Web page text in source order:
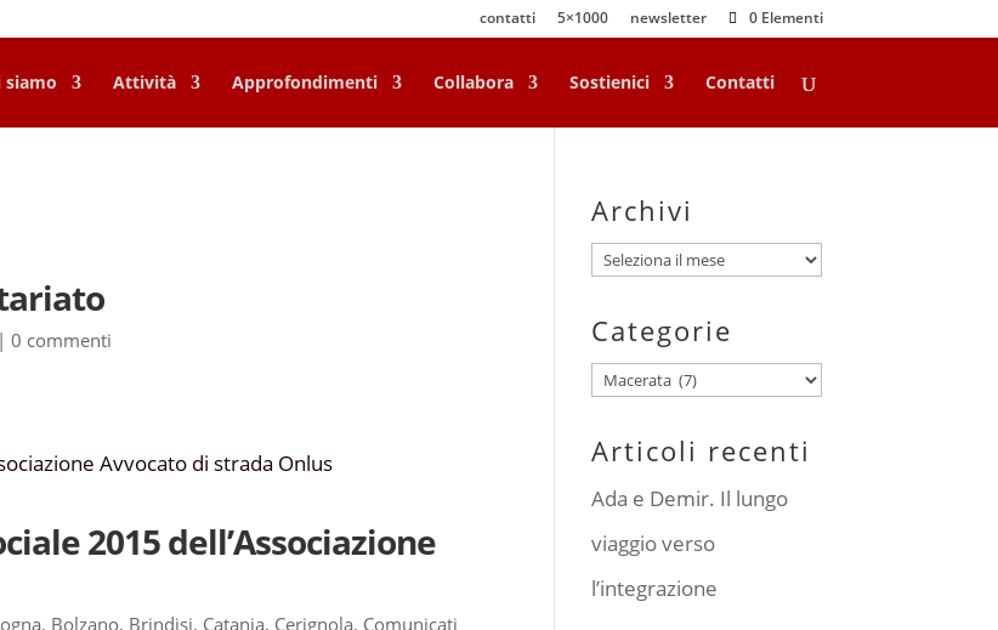
contatti 5×1000 newsletter 0 Elementi
siamo Attività Approfondimenti Collabora Sostienici Contatti
| 0 commenti
2015 dell’Associazione
, Bolzano, Brindisi, Catania, Cerignola, Comunicati
Archivi
Archivi
Categorie
Categorie
Articoli recenti
Ada e Demir. Il lungo
viaggio verso
l’integrazione